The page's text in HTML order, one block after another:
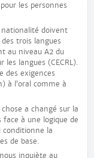
les personnes
nationalité doivent
trois langues
au niveau A2 du
langues (CECRL).
des exigences
à l’oral comme à
a changé sur la
face à une logique de
conditionne la
de base.
inquiète au